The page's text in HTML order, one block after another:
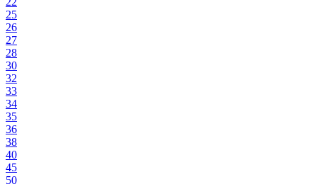
25
26
27
28
30
32
33
34
35
36
38
40
45
50